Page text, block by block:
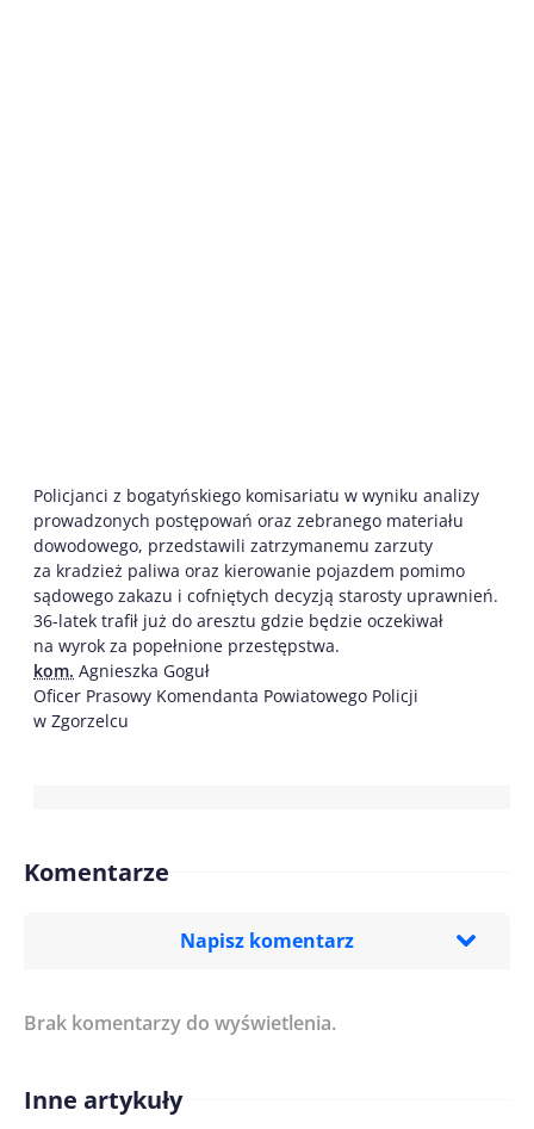
Policjanci z bogatyńskiego komisariatu w wyniku analizy
prowadzonych postępowań oraz zebranego materiału
dowodowego, przedstawili zatrzymanemu zarzuty
za kradzież paliwa oraz kierowanie pojazdem pomimo
sądowego zakazu i cofniętych decyzją starosty uprawnień.
36-latek trafił już do aresztu gdzie będzie oczekiwał
na wyrok za popełnione przestępstwa.
kom. Agnieszka Goguł
Oficer Prasowy Komendanta Powiatowego Policji
w Zgorzelcu
Komentarze
Napisz komentarz
Treść komentarza*
Imię/ Nick*
Brak komentarzy do wyświetlenia.
Inne artykuły